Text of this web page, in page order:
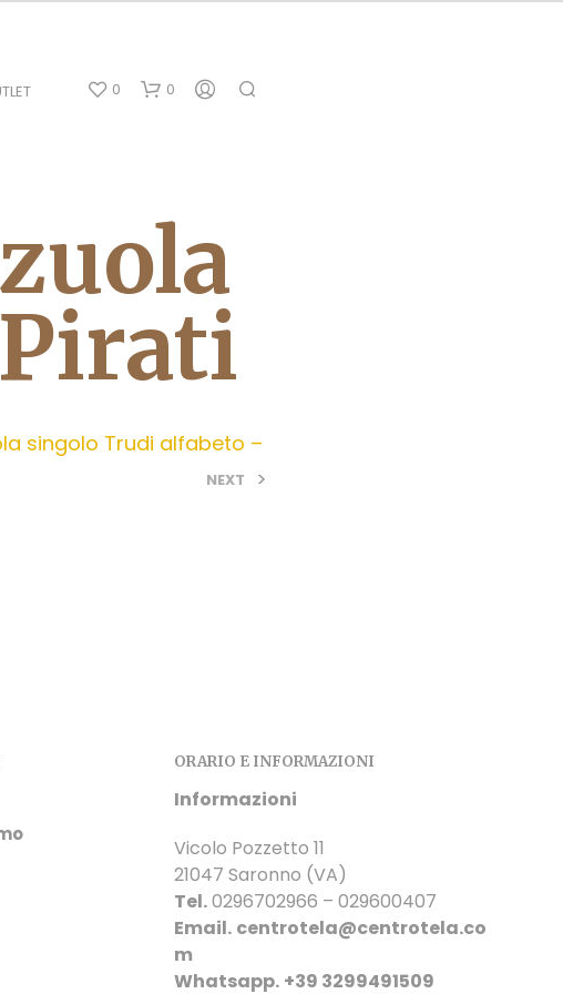
0 0
singolo Trudi alfabeto –
NEXT >
ORARIO E INFORMAZIONI
Informazioni
Vicolo Pozzetto 11
21047 Saronno (VA)
Tel.0296702966 – 029600407
Email. centrotela@centrotela.co
m
Whatsapp. +39 3299491509